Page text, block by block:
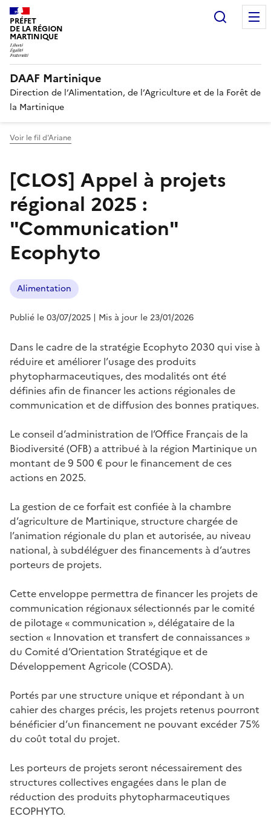
PRÉFET
DE LA RÉGION
MARTINIQUE
DAAF Martinique
Direction de l’Alimentation, de l’Agriculture et de la Forêt de
la Martinique
Voir le fil d'Ariane
[CLOS] Appel à projets
régional 2025 :
"Communication"
Ecophyto
Alimentation
Publié le 03/07/2025 | Mis à jour le 23/01/2026
Dans le cadre de la stratégie Ecophyto 2030 qui vise à
réduire et améliorer l’usage des produits
phytopharmaceutiques, des modalités ont été
définies afin de financer les actions régionales de
communication et de diffusion des bonnes pratiques.
Le conseil d’administration de l’Office Français de la
Biodiversité (OFB) a attribué à la région Martinique un
montant de 9 500 € pour le financement de ces
actions en 2025.
La gestion de ce forfait est confiée à la chambre
d’agriculture de Martinique, structure chargée de
l’animation régionale du plan et autorisée, au niveau
national, à subdéléguer des financements à d’autres
porteurs de projets.
Cette enveloppe permettra de financer les projets de
communication régionaux sélectionnés par le comité
de pilotage « communication », délégataire de la
section « Innovation et transfert de connaissances »
du Comité d’Orientation Stratégique et de
Développement Agricole (COSDA).
Portés par une structure unique et répondant à un
cahier des charges précis, les projets retenus pourront
bénéficier d’un financement ne pouvant excéder 75%
du coût total du projet.
Les porteurs de projets seront nécessairement des
structures collectives engagées dans le plan de
réduction des produits phytopharmaceutiques
ECOPHYTO.